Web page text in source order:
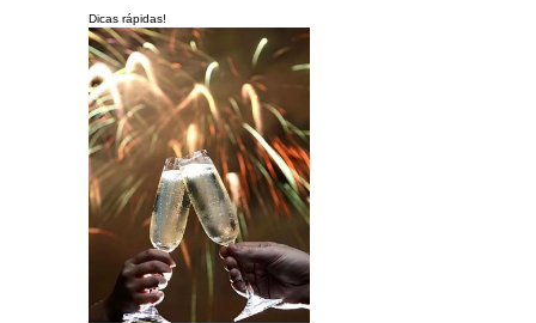
Dicas rápidas!